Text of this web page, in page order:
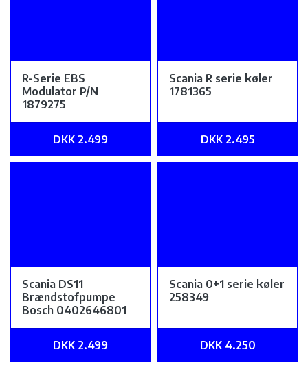
R-Serie EBS
Modulator P/N
1879275
DKK 2.499
Scania R serie køler
1781365
DKK 2.495
Scania DS11
Brændstofpumpe
Bosch 0402646801
DKK 2.499
Scania 0+1 serie køler
258349
DKK 4.250